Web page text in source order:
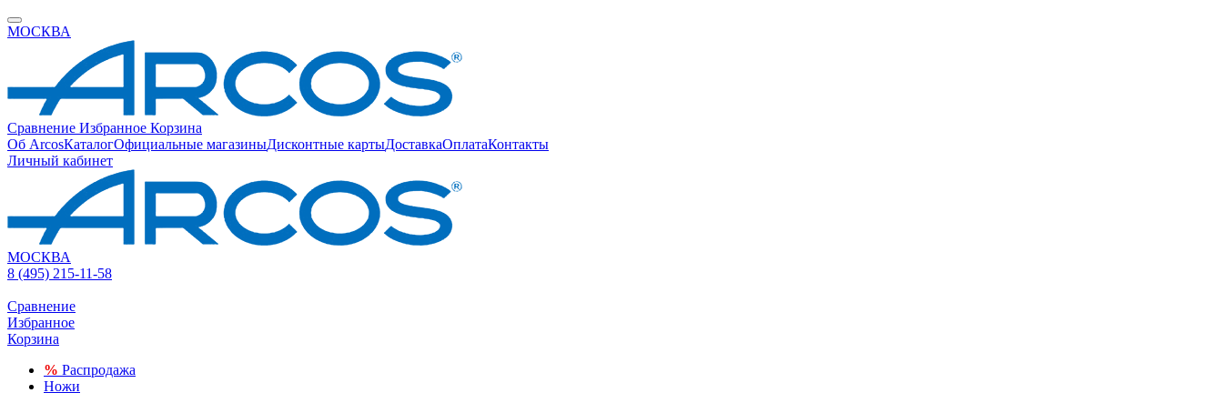
МОСКВА
Сравнение Избранное Корзина
Об ArcosКаталогОфициальные магазиныДисконтные картыДоставкаОплатаКонтакты
Личный кабинет
МОСКВА
8 (495) 215-11-58
Сравнение
Избранное
Корзина
% Распродажа
Ножи